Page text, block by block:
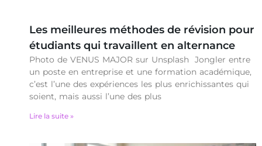
Les meilleures méthodes de révision pour
étudiants qui travaillent en alternance
Photo de VENUS MAJOR sur Unsplash Jongler entre
un poste en entreprise et une formation académique,
c’est l’une des expériences les plus enrichissantes qui
soient, mais aussi l’une des plus
Lire la suite »